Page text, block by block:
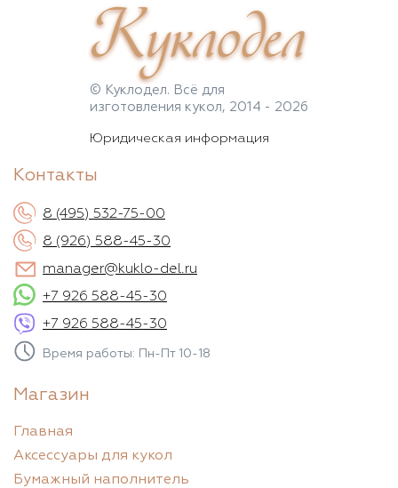
Куклодел
© Куклодел. Всё для
изготовления кукол, 2014 - 2026
Юридическая информация
Контакты
8 (495) 532-75-00
8 (926) 588-45-30
manager@kuklo-del.ru
+7 926 588-45-30
+7 926 588-45-30
Время работы: Пн-Пт 10-18
Магазин
Главная
Аксессуары для кукол
Бумажный наполнитель